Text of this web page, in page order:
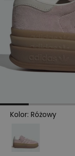
Kolor: Różowy